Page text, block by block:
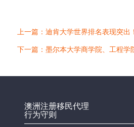
上一篇：迪肯大学世界排名表现突出！
下一篇：墨尔本大学商学院、工程学
澳洲注册移民代理
行为守则